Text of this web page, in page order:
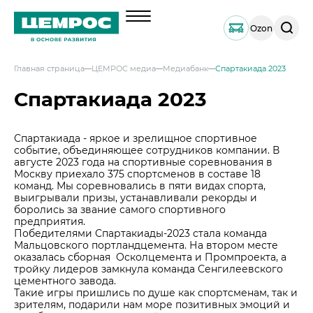
Ozon
Поиск
по
Главная страница ЦЕМРОС медиа Медиабанк Спартакиада 2023
Спартакиада 2023
Спартакиада - яркое и зрелищное спортивное
событие, объединяющее сотрудников компании. В
августе 2023 года на спортивные соревнования в
Москву приехало 375 спортсменов в составе 18
команд. Мы соревновались в пяти видах спорта,
выигрывали призы, устанавливали рекорды и
боролись за звание самого спортивного
предприятия.
Победителями Спартакиады-2023 стала команда
Мальцовского портландцемента. На втором месте
оказалась сборная Осколцемента и Промпроекта, а
тройку лидеров замкнула команда Сенгилеевского
цементного завода.
Такие игры пришлись по душе как спортсменам, так и
зрителям, подарили нам море позитивных эмоций и
О компании
Менеджмент
География активов
Наши компетенции и возможности
Решения по сегментам строительства
Навальный цемент
Тарированный цемент
Портландцемент ЦЕМРОС 500 ЭКСТРА
Портландцемент ЦЕМРОС 400 ПЛЮС
Примеры приготовления строительных
Иные строительные материалы
Проверка на контрафакт
Качество
Заказать цемент
Услуги
Техническая поддержка
Сервисная поддержка
Проектная поддержка
Мобильные лаборатории
Отгрузка и доставка
Автоперевозки
Железнодорожные отгрузки
Водный транспорт
Инвесторам
Выпуск 1
Выпуск 2
Устойчивое развитие
Охрана труда и здоровья
Наши люди
Социальные инвестиции
Охрана окружающей среды
Закупки
Закупки
Активные закупочные процедуры на ЭТП
Активные закупочные процедуры на
Архив закупочных процедур
Карьера
ЦЕМРОС медиа
ЦЕМРОС в деле